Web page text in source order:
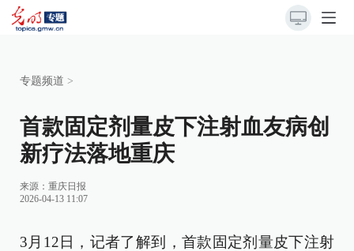
专题频道 >
首款固定剂量皮下注射血友病创
新疗法落地重庆
来源： 重庆日报
2026-04-13 11:07
3月12日，记者了解到，首款固定剂量皮下注射